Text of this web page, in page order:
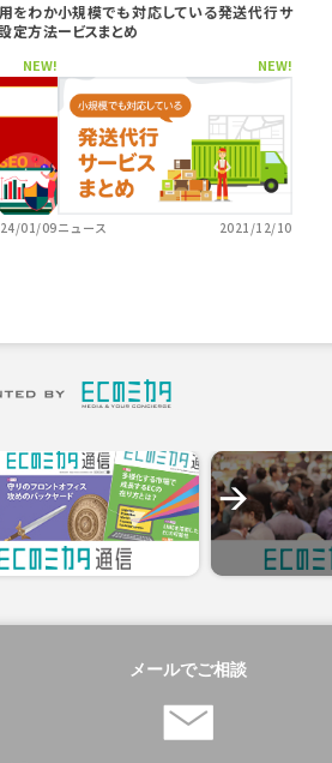
をわか
定方法
NEW!
01/09
小規模でも対応している発送代行サ
ービスまとめ
NEW!
ニュース 2021/12/10
メールでご相談